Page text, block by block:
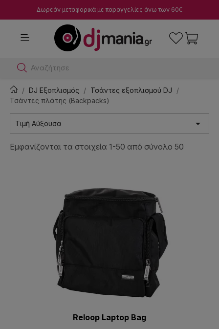
Δωρεάν μεταφορικά με παραγγελίες άνω των 60€
Αναζήτησε dj μίκτες
DJ Εξοπλισμός
Τσάντες εξοπλισμού DJ
Τσάντες πλάτης (Backpacks)
Τιμή Αύξουσα 
Εμφανίζονται τα στοιχεία 1-50 από σύνολο 50
Reloop Laptop Bag